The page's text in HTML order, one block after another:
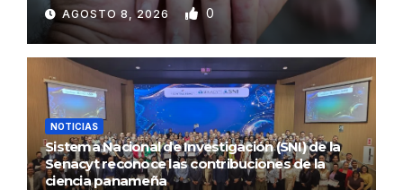
AGOSTO 8, 2026 0
NOTICIAS
Sistema Nacional de Investigación (SNI) de la
Senacyt reconoce las contribuciones de la
ciencia panameña